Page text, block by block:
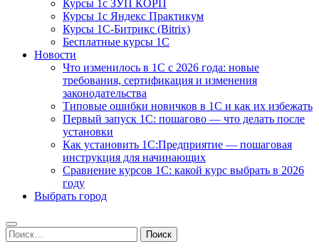
Курсы 1с ЗУП КОРП
Курсы 1с Яндекс Практикум
Курсы 1С-Битрикс (Bitrix)
Бесплатные курсы 1С
Новости
Что изменилось в 1С с 2026 года: новые
требования, сертификация и изменения
законодательства
Типовые ошибки новичков в 1С и как их избежать
Первый запуск 1С: пошагово — что делать после
установки
Как установить 1С:Предприятие — пошаговая
инструкция для начинающих
Сравнение курсов 1С: какой курс выбрать в 2026
году
Выбрать город
Найти: